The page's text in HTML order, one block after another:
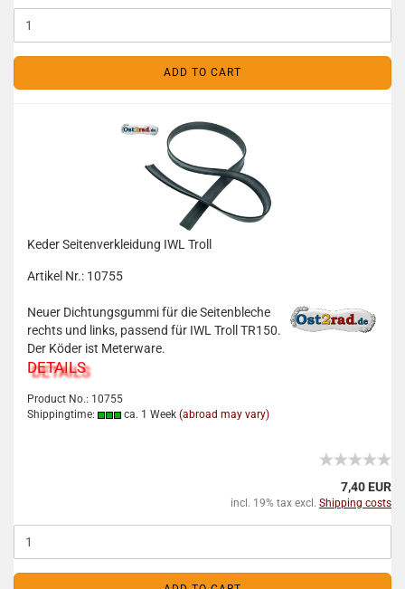
ADD TO CART
Keder Seitenverkleidung IWL Troll
Artikel Nr.: 10755
Neuer Dichtungsgummi für die Seitenbleche
rechts und links, passend für IWL Troll TR150.
Der Köder ist Meterware.
DETAILS
Product No.: 10755
Shippingtime:
ca. 1 Week (abroad may vary)
7,40 EUR
incl. 19% tax excl. Shipping costs